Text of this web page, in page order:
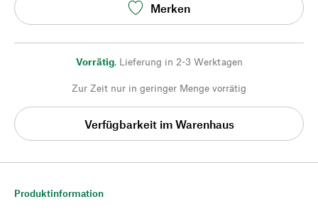
Merken
Vorrätig, Lieferung in 2-3 Werktagen
Zur Zeit nur in geringer Menge vorrätig
Verfügbarkeit im Warenhaus
Produktinformation